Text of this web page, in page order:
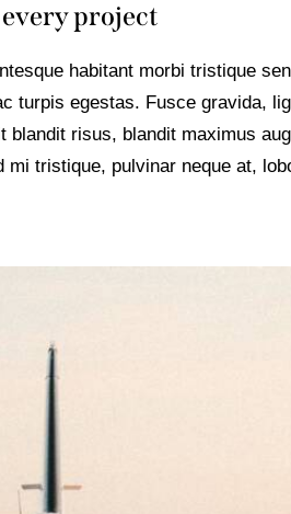
project
habitant morbi tristique
turpis egestas. Fusce gravida,
blandit risus, blandit maximus
mi tristique, pulvinar neque at,